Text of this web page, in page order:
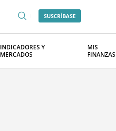
SUSCRÍBASE
INDICADORES Y
MERCADOS
MIS
FINANZAS